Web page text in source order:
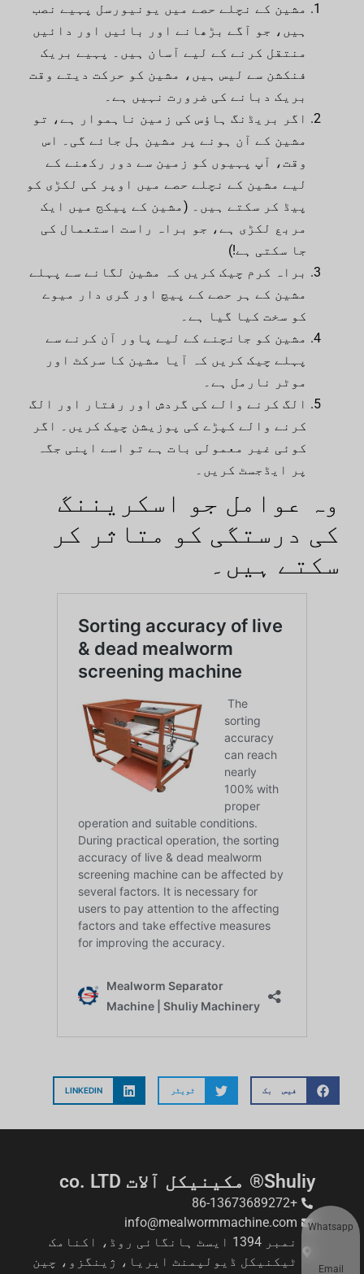
مشین کے نچلے حصے میں یونیورسل پہیے نصب
ہیں، جو آگے بڑھانے اور بائیں اور دائیں
منتقل کرنے کے لیے آسان ہیں۔ پہیے بریک
فنکشن سے لیس ہیں، مشین کو حرکت دیتے وقت
بریک دبانے کی ضرورت نہیں ہے۔
اگر بریڈنگ ہاؤس کی زمین ناہموار ہے، تو
مشین کے آن ہونے پر مشین ہل جائے گی۔ اس
وقت، آپ پہیوں کو زمین سے دور رکھنے کے
لیے مشین کے نچلے حصے میں اوپر کی لکڑی کو
پیڈ کر سکتے ہیں۔ (مشین کے پیکج میں ایک
مربع لکڑی ہے، جو براہ راست استعمال کی
جا سکتی ہے!)
براہ کرم چیک کریں کہ مشین لگانے سے پہلے
مشین کے ہر حصے کے پیچ اور گری دار میوے
کو سخت کیا گیا ہے۔
مشین کو جانچنے کے لیے پاور آن کرنے سے
پہلے چیک کریں کہ آیا مشین کا سرکٹ اور
موٹر نارمل ہے۔
الگ کرنے والے کی گردش اور رفتار اور الگ
کرنے والے کپڑے کی پوزیشن چیک کریں۔ اگر
کوئی غیر معمولی بات ہے تو اسے اپنی جگہ
پر ایڈجسٹ کریں۔
وہ عوامل جو اسکریننگ
کی درستگی کو متاثر کر
سکتے ہیں۔
فیس بک ٹویٹر LINKEDIN
Shuliy® مکینیکل آلات co. LTD
+86-13673689272
info@mealwormmachine.com
نمبر 1394 ایسٹ ہانگائی روڈ، اکنامک
ٹیکنیکل ڈیولپمنٹ ایریا، ژینگزو، چین
Whatsapp
Email